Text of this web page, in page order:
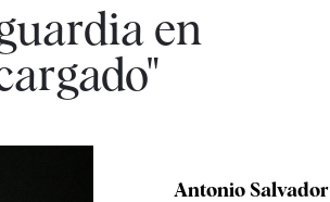
en
Antonio Salvador